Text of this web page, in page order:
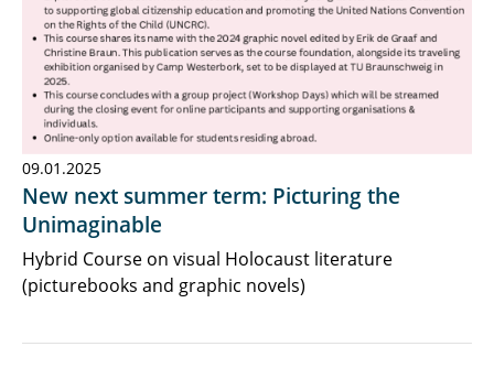
09.01.2025
New next summer term: Picturing the
Unimaginable
Hybrid Course on visual Holocaust literature
(picturebooks and graphic novels)